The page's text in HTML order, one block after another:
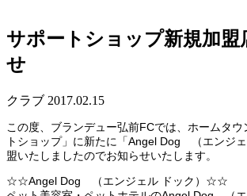
サポートショップ新規加盟
せ
クラブ 2017.02.15
この度、ブランデュー弘前FCでは、ホームタ
トショップ」に新たに「Angel Dog （エンジ
盟いたしましたのでお知らせいたします。
☆☆Angel Dog （エンジェル ドック）☆☆